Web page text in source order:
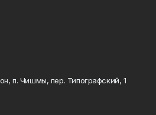
п. Чишмы, пер. Типографский, 1